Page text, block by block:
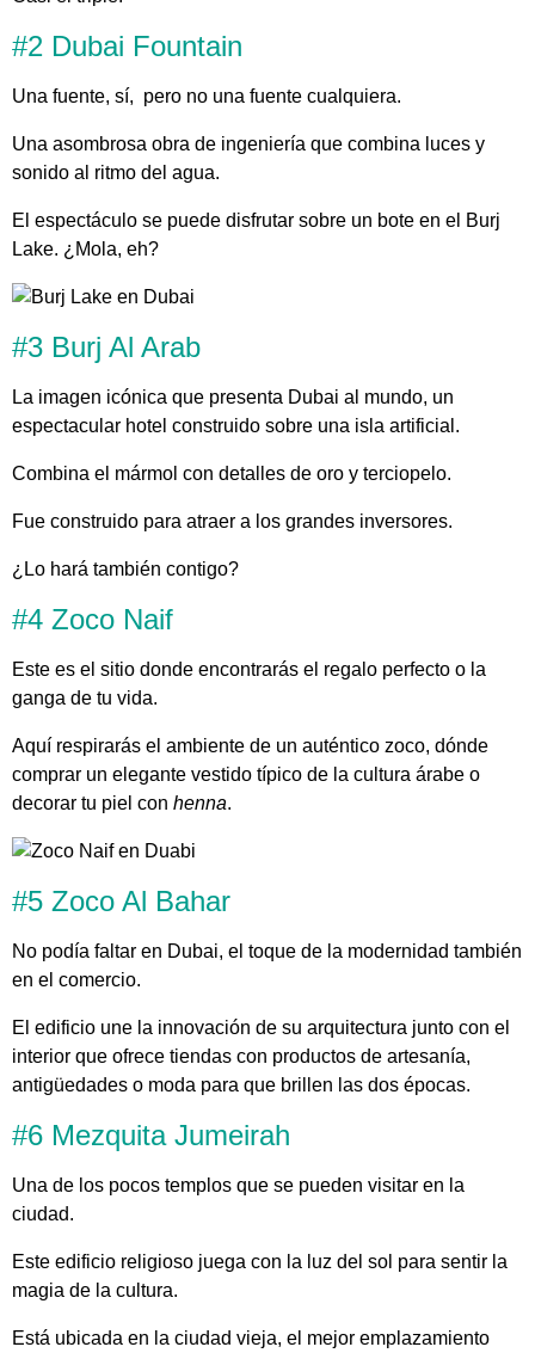
#2 Dubai Fountain
Una fuente, sí, pero no una fuente cualquiera.
Una asombrosa obra de ingeniería que combina luces y
sonido al ritmo del agua.
El espectáculo se puede disfrutar sobre un bote en el Burj
Lake. ¿Mola, eh?
#3 Burj Al Arab
La imagen icónica que presenta Dubai al mundo, un
espectacular hotel construido sobre una isla artificial.
Combina el mármol con detalles de oro y terciopelo.
Fue construido para atraer a los grandes inversores.
¿Lo hará también contigo?
#4 Zoco Naif
Este es el sitio donde encontrarás el regalo perfecto o la
ganga de tu vida.
Aquí respirarás el ambiente de un auténtico zoco, dónde
comprar un elegante vestido típico de la cultura árabe o
decorar tu piel con henna.
#5 Zoco Al Bahar
No podía faltar en Dubai, el toque de la modernidad también
en el comercio.
El edificio une la innovación de su arquitectura junto con el
interior que ofrece tiendas con productos de artesanía,
antigüedades o moda para que brillen las dos épocas.
#6 Mezquita Jumeirah
Una de los pocos templos que se pueden visitar en la
ciudad.
Este edificio religioso juega con la luz del sol para sentir la
magia de la cultura.
Está ubicada en la ciudad vieja, el mejor emplazamiento